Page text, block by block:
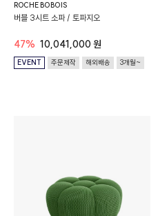
ROCHE BOBOIS
버블 3시트 소파 / 토파지오
47% 10,041,000 원
EVENT 주문제작 해외배송 3개월~